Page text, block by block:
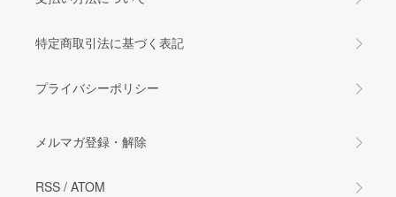
特定商取引法に基づく表記
プライバシーポリシー
メルマガ登録・解除
RSS / ATOM